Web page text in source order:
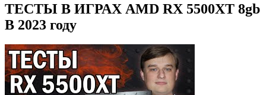
ТЕСТЫ В ИГРАХ AMD RX 5500XT 8gb
В 2023 году